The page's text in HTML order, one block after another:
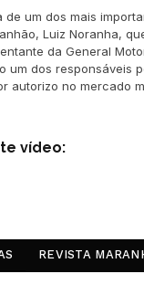
de um dos mais
Luiz Noranha,
da General
um dos responsáveis
autorizo no mercado
vídeo:
REVISTA